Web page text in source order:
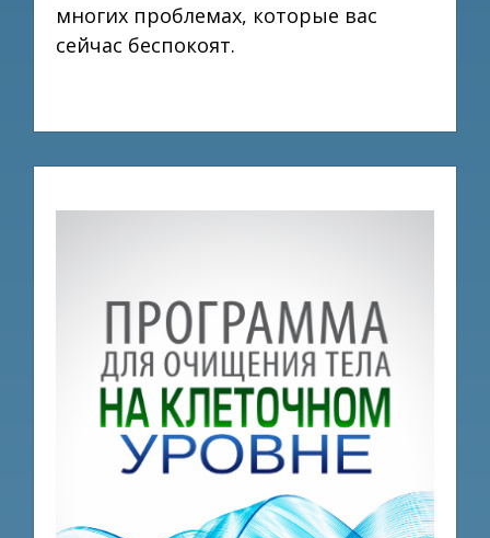
многих проблемах, которые вас
сейчас беспокоят.